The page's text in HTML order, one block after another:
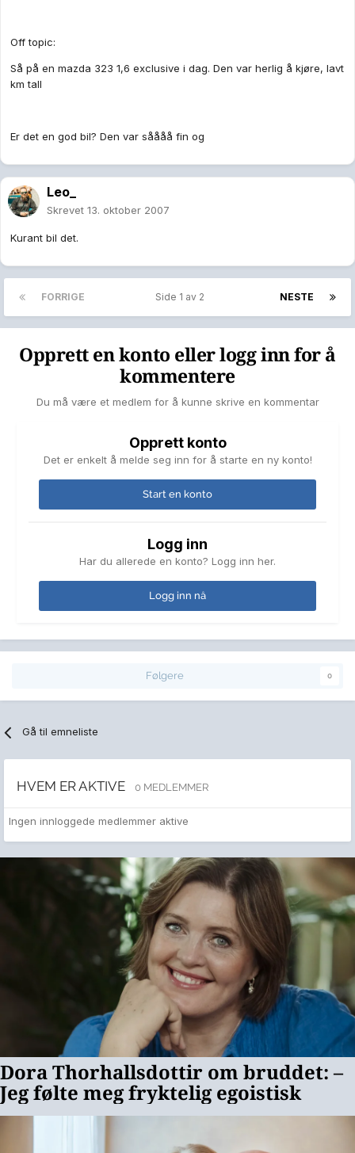
Off topic:
Så på en mazda 323 1,6 exclusive i dag. Den var herlig å kjøre, lavt
km tall
Er det en god bil? Den var såååå fin og
Leo_
Skrevet 13. oktober 2007
Kurant bil det.
FORRIGE NESTE
Side 1 av 2
Opprett en konto eller logg inn for å
kommentere
Du må være et medlem for å kunne skrive en kommentar
Opprett konto
Det er enkelt å melde seg inn for å starte en ny konto!
Start en konto
Logg inn
Har du allerede en konto? Logg inn her.
Logg inn nå
Følgere 0
Gå til emneliste
HVEM ER AKTIVE 0 MEDLEMMER
Ingen innloggede medlemmer aktive